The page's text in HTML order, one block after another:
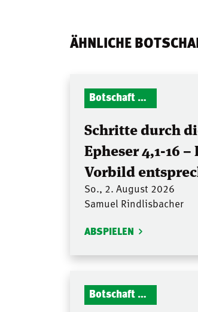
ÄHNLICHE
Botschaft Zionshalle
Schritte durch
Epheser 4,1-16 –
Vorbild
So., 2. August 2026
Samuel Rindlisbacher
ABSPIELEN
Botschaft Zionshalle